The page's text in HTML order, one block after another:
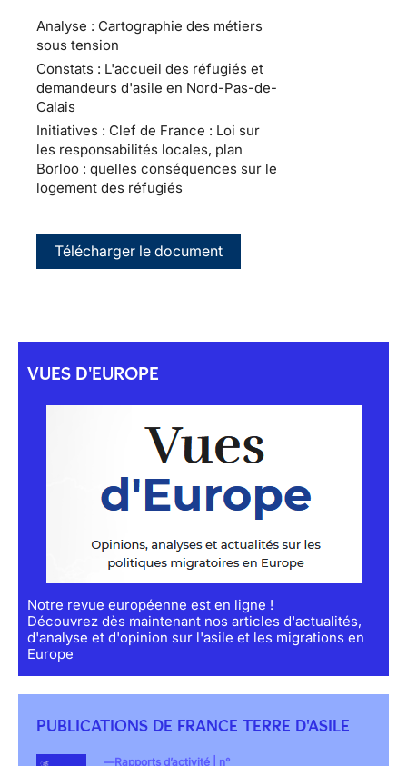
Analyse : Cartographie des métiers
sous tension
Constats : L'accueil des réfugiés et
demandeurs d'asile en Nord-Pas-de-
Calais
Initiatives : Clef de France : Loi sur
les responsabilités locales, plan
Borloo : quelles conséquences sur le
logement des réfugiés
Télécharger le document
VUES D'EUROPE
Notre revue européenne est en ligne !
Découvrez dès maintenant nos articles d'actualités,
d'analyse et d'opinion sur l'asile et les migrations en
Europe
PUBLICATIONS DE FRANCE TERRE D'ASILE
Rapports d’activité | n°